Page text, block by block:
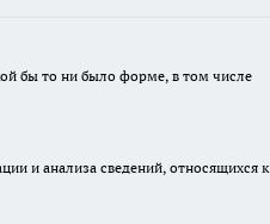
бы то ни было форме, в том числе
и анализа сведений, относящихся к